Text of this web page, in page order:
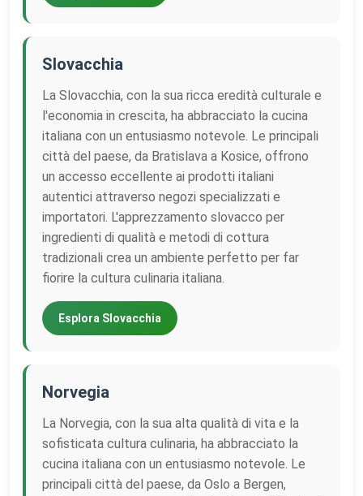
Slovacchia
La Slovacchia, con la sua ricca eredità culturale e
l'economia in crescita, ha abbracciato la cucina
italiana con un entusiasmo notevole. Le principali
città del paese, da Bratislava a Kosice, offrono
un accesso eccellente ai prodotti italiani
autentici attraverso negozi specializzati e
importatori. L'apprezzamento slovacco per
ingredienti di qualità e metodi di cottura
tradizionali crea un ambiente perfetto per far
fiorire la cultura culinaria italiana.
Esplora Slovacchia
Norvegia
La Norvegia, con la sua alta qualità di vita e la
sofisticata cultura culinaria, ha abbracciato la
cucina italiana con un entusiasmo notevole. Le
principali città del paese, da Oslo a Bergen,